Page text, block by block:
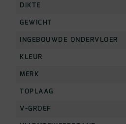
DIKTE
GEWICHT
INGEBOUWDE ONDERVLOER
KLEUR
MERK
TOPLAAG
V-GROEF